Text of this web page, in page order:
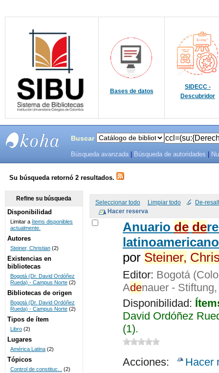
Bases de datos
SIDECC -
Descubridor
SISTEMAS
DE
BIBLIOTECAS
UNICOC
Buscar
Búsqueda avanzada Búsqueda de autoridades
Su búsqueda retornó 2 resultados.
Seleccionar todo Limpiar todo De-
Anuario de de
por Steiner,
Editor: Bogotá
Adenauer -
Disponibilidad:
David Ordóñez
(1).
Acciones: Hacer
Refine su búsqueda
Disponibilidad
Limitar a ítems disponibles
actualmente.
Autores
Steiner, Christian (2)
Existencias en
bibliotecas
Bogotá (Dr. David Ordóñez
Rueda) - Campus Norte (2)
Bibliotecas de origen
Bogotá (Dr. David Ordóñez
Rueda) - Campus Norte (2)
Tipos de ítem
Libro (2)
Lugares
América Latina (2)
Tópicos
Control de constituc...
(2)